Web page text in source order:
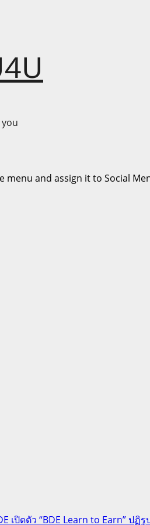
menu and assign it to Social
เปิดตัว “BDE Learn to Earn” ป